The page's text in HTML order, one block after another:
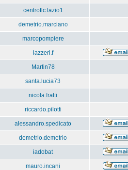
centrotlc.lazio1
demetrio.marciano
marcopompiere
lazzeri.f
Martin78
santa.lucia73
nicola.fratti
riccardo.pilotti
alessandro.spedicato
demetrio.demetrio
iadobat
mauro.incani